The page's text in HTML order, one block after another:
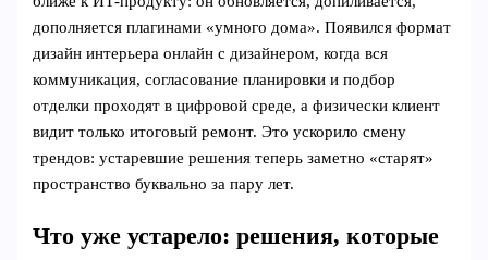
дополняется плагинами «умного дома». Появился формат
дизайн интерьера онлайн с дизайнером, когда вся
коммуникация, согласование планировки и подбор
отделки проходят в цифровой среде, а физически клиент
видит только итоговый ремонт. Это ускорило смену
трендов: устаревшие решения теперь заметно «старят»
пространство буквально за пару лет.
Что уже устарело: решения, которые